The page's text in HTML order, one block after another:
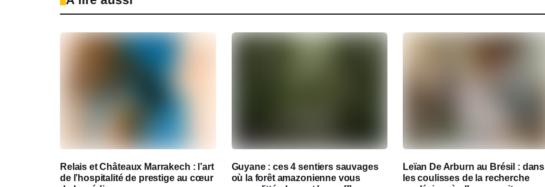
Relais et Châteaux Marrakech : l’art
de l’hospitalité de prestige au cœur
Guyane : ces 4 sentiers sauvages
où la forêt amazonienne vous
Leïan De Arburn au Brésil : dans
les coulisses de la recherche